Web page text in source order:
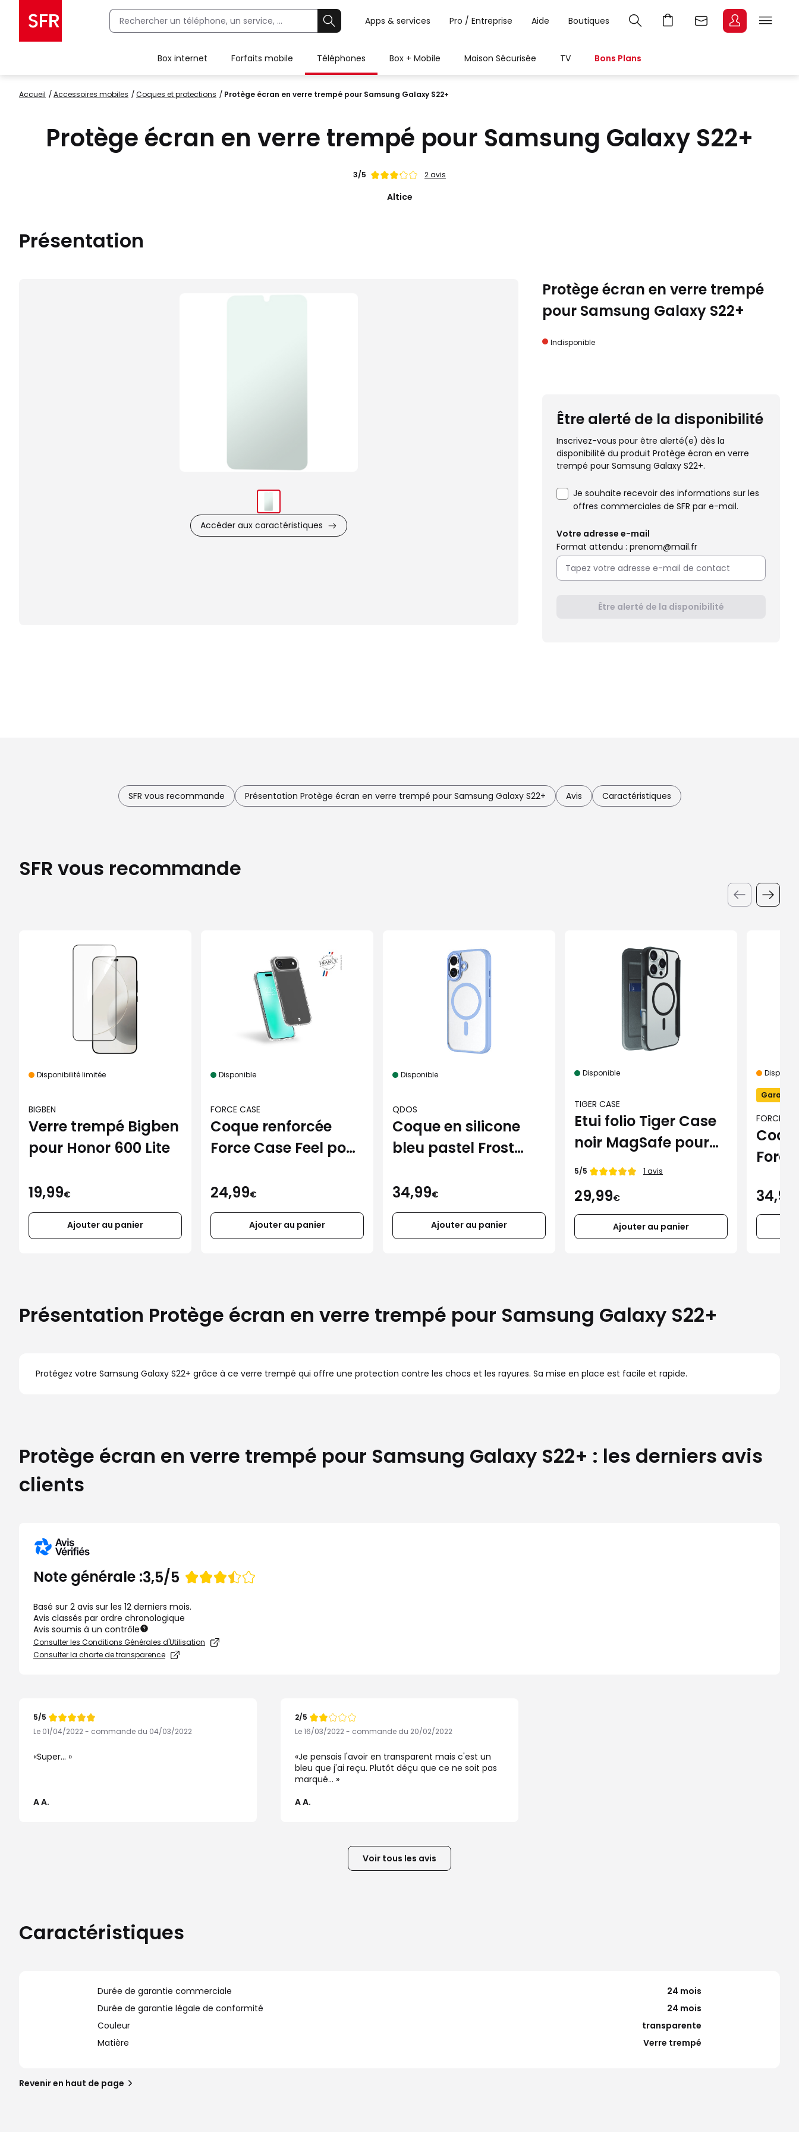
Apps & services Pro / Entreprise Aide Boutiques
Box internet Forfaits mobile Téléphones Box + Mobile Maison Sécurisée TV Bons Plans
Accueil accessoires mobiles coques et protections Protège écran en verre trempé pour Samsung Galaxy S22+
Protège écran en verre trempé pour Samsung Galaxy S22+
Note
3/5 2 avis
Altice
Présentation
Accéder aux caractéristiques
Protège écran en verre trempé
pour Samsung Galaxy S22+
Indisponible
Être alerté de la disponibilité
Inscrivez-vous pour être alerté(e) dès la
disponibilité du produit Protège écran en verre
trempé pour Samsung Galaxy S22+.
Je souhaite recevoir des informations sur les
offres commerciales de SFR par e-mail.
Votre adresse e-mail
Format attendu : prenom@mail.fr
Être alerté de la disponibilité
SFR vous recommande Présentation Protège écran en verre trempé pour Samsung Galaxy S22+ Avis Caractéristiques
SFR vous recommande
Disponibilité limitée
BIGBEN
Verre trempé Bigben
pour Honor 600 Lite
19,99€
Ajouter au panier
Disponible
FORCE CASE
Coque renforcée
Force Case Feel pour
24,99€
Ajouter au panier
Disponible
QDOS
Coque en silicone
bleu pastel Frost
34,99€
Ajouter au panier
Disponible
TIGER CASE
Etui folio Tiger Case
noir MagSafe pour
iPhone 16 Pro Max
Note de
5/5 1 avis
29,99€
Ajouter au panier
Garantie
FORCE
34,99
Présentation Protège écran en verre trempé pour Samsung Galaxy S22+
Protégez votre Samsung Galaxy S22+ grâce à ce verre trempé qui offre une protection contre les chocs et les rayures. Sa mise en place est facile et rapide.
Protège écran en verre trempé pour Samsung Galaxy S22+ : les derniers avis
clients
Note générale :Note
3,5/5
Basé sur 2 avis sur les 12 derniers mois.
Avis classés par ordre chronologique
Avis soumis à un contrôle
Consulter les Conditions Générales d'Utilisation
Consulter la charte de transparence
Note
de
5/5
Le 01/04/2022 - commande du 04/03/2022
Super...
A A.
Note
de
2/5
Le 16/03/2022 - commande du 20/02/2022
Je pensais l'avoir en transparent mais c'est un
bleu que j'ai reçu. Plutôt déçu que ce ne soit pas
marqué...
A A.
Voir tous les avis
Caractéristiques
Durée de garantie commerciale
24 mois
Durée de garantie légale de conformité
24 mois
Couleur
transparente
Matière
Verre trempé
Revenir en haut de page